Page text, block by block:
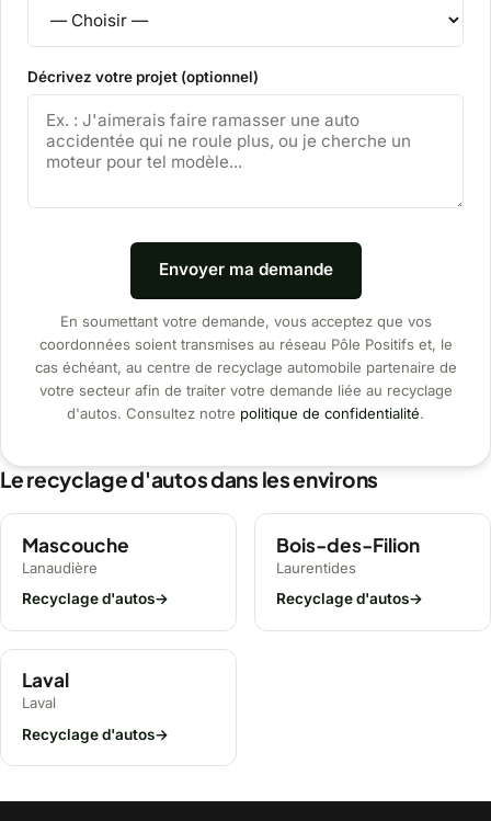
Décrivez votre projet (optionnel)
Envoyer ma demande
En soumettant votre demande, vous acceptez que vos
coordonnées soient transmises au réseau Pôle Positifs et, le
cas échéant, au centre de recyclage automobile partenaire de
votre secteur afin de traiter votre demande liée au recyclage
d'autos. Consultez notre politique de confidentialité.
Le recyclage d'autos dans les environs
Mascouche
Lanaudière
Recyclage d'autos→
Bois-des-Filion
Laurentides
Recyclage d'autos→
Laval
Laval
Recyclage d'autos→